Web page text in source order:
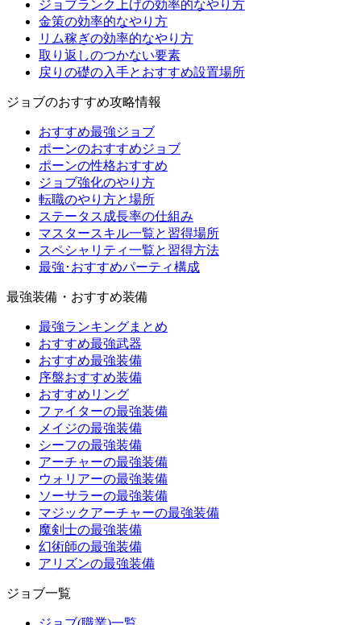
ジョブランク上げの効率的なやり方
金策の効率的なやり方
リム稼ぎの効率的なやり方
取り返しのつかない要素
戻りの礎の入手とおすすめ設置場所
ジョブのおすすめ攻略情報
おすすめ最強ジョブ
ポーンのおすすめジョブ
ポーンの性格おすすめ
ジョブ強化のやり方
転職のやり方と場所
ステータス成長率の仕組み
マスタースキル一覧と習得場所
スペシャリティ一覧と習得方法
最強･おすすめパーティ構成
最強装備・おすすめ装備
最強ランキングまとめ
おすすめ最強武器
おすすめ最強装備
序盤おすすめ装備
おすすめリング
ファイターの最強装備
メイジの最強装備
シーフの最強装備
アーチャーの最強装備
ウォリアーの最強装備
ソーサラーの最強装備
マジックアーチャーの最強装備
魔剣士の最強装備
幻術師の最強装備
アリズンの最強装備
ジョブ一覧